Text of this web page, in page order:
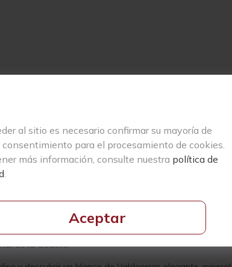
al sitio es necesario confirmar su mayoría de
consentimiento para el procesamiento de cookies.
más información, consulte nuestra política de
Aceptar
aromas que evocan hierba recién cortada, membrillo,
mojito. A ello se suman notas de tiza, pedernal y una
por su intensa frescura y marcada
y perfectamente equilibrado aporta profundidad y
al 100% con la variedad Godello por el reconocido
de supervisar cada detalle del viñedo y del proceso de
con cepas de Godello de una edad media
condiciones que favorecen la frescura,
respetuosos con el entorno.
cuatro y seis meses en grandes barricas de roble
de la Godello.